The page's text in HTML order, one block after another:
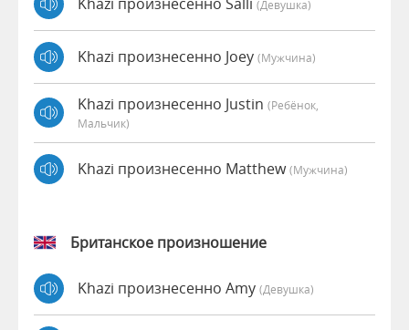
(девушка)
Khazi произнесенно Joey (мужчина)
Khazi произнесенно Justin (Ребёнок,
Мальчик)
Khazi произнесенно Matthew(мужчина)
Британское произношение
Khazi произнесенно Amy (девушка)